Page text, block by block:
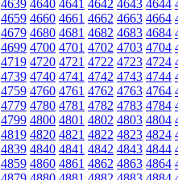
4639 4640 4641 4642 4643 4644
4659 4660 4661 4662 4663 4664
4679 4680 4681 4682 4683 4684
4699 4700 4701 4702 4703 4704
4719 4720 4721 4722 4723 4724
4739 4740 4741 4742 4743 4744
4759 4760 4761 4762 4763 4764
4779 4780 4781 4782 4783 4784
4799 4800 4801 4802 4803 4804
4819 4820 4821 4822 4823 4824
4839 4840 4841 4842 4843 4844
4859 4860 4861 4862 4863 4864